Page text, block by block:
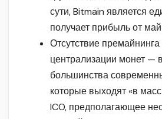
сути, Bitmain является
получает прибыль от
Отсутствие
централизации монет —
большинства
которые выходят «в
ICO, предполагающее